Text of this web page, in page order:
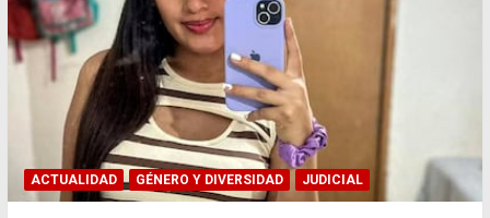
ACTUALIDAD GÉNERO Y DIVERSIDAD JUDICIAL